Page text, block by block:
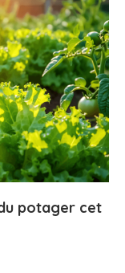
potager cet